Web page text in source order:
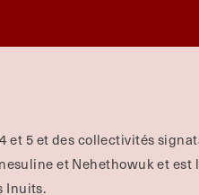
5 et des collectivités
et Nehethowuk et est
Inuits.